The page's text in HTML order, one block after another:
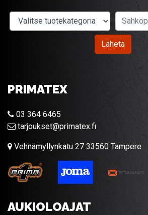
Valitse tuotekategoria
Lähetä
PRIMATEX
03 364 6465
tarjoukset@primatex.fi
Vehnämyllynkatu 27 33560 Tampere
AUKIOLOAJAT